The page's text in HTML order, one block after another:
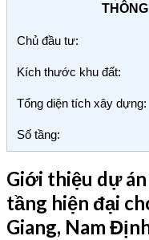
Chủ đầu tư:
Kích thước khu đất:
Tổng diện tích xây dựng:
Số tầng:
Giới thiệu dự
tầng hiện đại
Giang, Nam